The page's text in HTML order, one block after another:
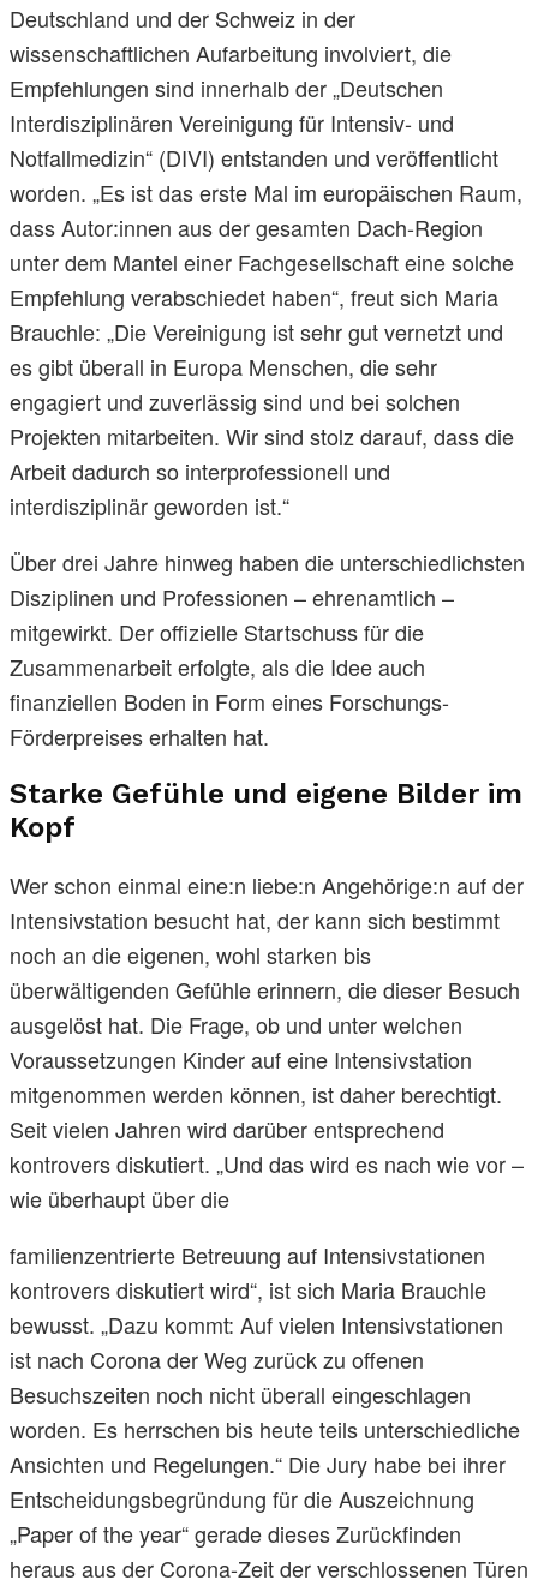
Deutschland und der Schweiz in der
wissenschaftlichen Aufarbeitung involviert, die
Empfehlungen sind innerhalb der „Deutschen
Interdisziplinären Vereinigung für Intensiv- und
Notfallmedizin“ (DIVI) entstanden und veröffentlicht
worden. „Es ist das erste Mal im europäischen Raum,
dass Autor:innen aus der gesamten Dach-Region
unter dem Mantel einer Fachgesellschaft eine solche
Empfehlung verabschiedet haben“, freut sich Maria
Brauchle: „Die Vereinigung ist sehr gut vernetzt und
es gibt überall in Europa Menschen, die sehr
engagiert und zuverlässig sind und bei solchen
Projekten mitarbeiten. Wir sind stolz darauf, dass die
Arbeit dadurch so interprofessionell und
interdisziplinär geworden ist.“
Über drei Jahre hinweg haben die unterschiedlichsten
Disziplinen und Professionen – ehrenamtlich –
mitgewirkt. Der offizielle Startschuss für die
Zusammenarbeit erfolgte, als die Idee auch
finanziellen Boden in Form eines Forschungs-
Förderpreises erhalten hat.
Starke Gefühle und eigene Bilder im
Kopf
Wer schon einmal eine:n liebe:n Angehörige:n auf der
Intensivstation besucht hat, der kann sich bestimmt
noch an die eigenen, wohl starken bis
überwältigenden Gefühle erinnern, die dieser Besuch
ausgelöst hat. Die Frage, ob und unter welchen
Voraussetzungen Kinder auf eine Intensivstation
mitgenommen werden können, ist daher berechtigt.
Seit vielen Jahren wird darüber entsprechend
kontrovers diskutiert. „Und das wird es nach wie vor –
wie überhaupt über die
familienzentrierte Betreuung auf Intensivstationen
kontrovers diskutiert wird“, ist sich Maria Brauchle
bewusst. „Dazu kommt: Auf vielen Intensivstationen
ist nach Corona der Weg zurück zu offenen
Besuchszeiten noch nicht überall eingeschlagen
worden. Es herrschen bis heute teils unterschiedliche
Ansichten und Regelungen.“ Die Jury habe bei ihrer
Entscheidungsbegründung für die Auszeichnung
„Paper of the year“ gerade dieses Zurückfinden
heraus aus der Corona-Zeit der verschlossenen Türen